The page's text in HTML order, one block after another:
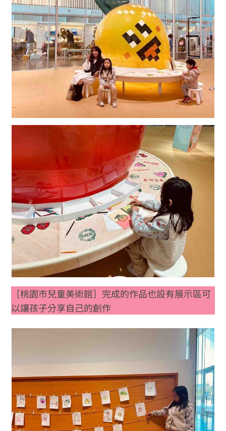
［桃園市兒童美術館］完成的作品也設有展示區可
以讓孩子分享自己的創作